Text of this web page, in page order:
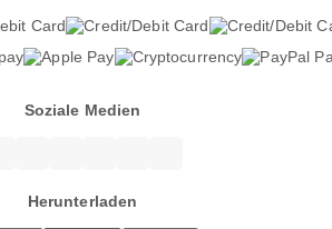
Soziale Medien
Herunterladen